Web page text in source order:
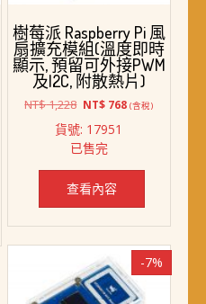
樹莓派 Raspberry Pi 風
扇擴充模組(溫度即時
顯示, 預留可外接PWM
及I2C, 附散熱片)
NT$1,228 原
價
格：
NT$ 1,228。
NT$ 768目
NT$ 768。
(含稅)
貨號: 17951
已售完
查看內容
-7%